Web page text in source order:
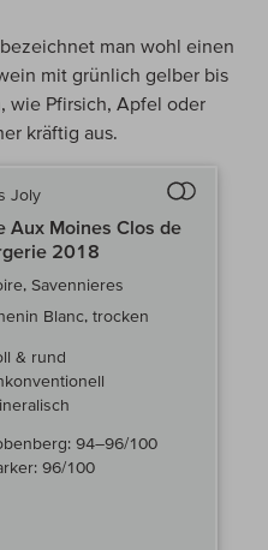
man wohl einen
mit grünlich gelber bis
wie Pfirsich, Apfel oder
kräftig aus.
Joly
Aux Moines Clos de
2018
Savennieres
Blanc, trocken
& rund
94–96/100
96/100